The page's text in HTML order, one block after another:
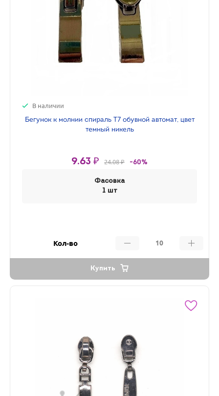
В наличии
Бегунок к молнии спираль Т7 обувной автомат, цвет
темный никель
9.63 ₽ 24.08 ₽ -60%
Фасовка
1 шт
Кол-во
Купить